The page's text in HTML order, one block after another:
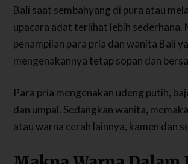
Bali saat sembahyang di pura atau
upacara adat terlihat lebih sederhana.
penampilan para pria dan wanita Bali
mengenakannya tetap sopan dan
Para pria mengenakan udeng putih,
dan umpal. Sedangkan wanita,
atau warna cerah lainnya, kamen dan